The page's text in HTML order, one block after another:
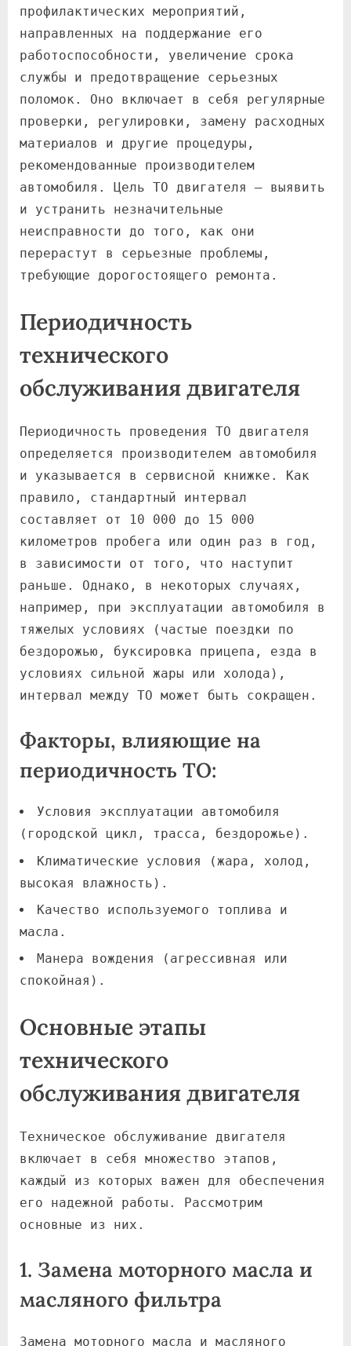
профилактических мероприятий,
направленных на поддержание его
работоспособности, увеличение срока
службы и предотвращение серьезных
поломок. Оно включает в себя регулярные
проверки, регулировки, замену расходных
материалов и другие процедуры,
рекомендованные производителем
автомобиля. Цель ТО двигателя – выявить
и устранить незначительные
неисправности до того, как они
перерастут в серьезные проблемы,
требующие дорогостоящего ремонта.
Периодичность
технического
обслуживания двигателя
Периодичность проведения ТО двигателя
определяется производителем автомобиля
и указывается в сервисной книжке. Как
правило, стандартный интервал
составляет от 10 000 до 15 000
километров пробега или один раз в год,
в зависимости от того, что наступит
раньше. Однако, в некоторых случаях,
например, при эксплуатации автомобиля в
тяжелых условиях (частые поездки по
бездорожью, буксировка прицепа, езда в
условиях сильной жары или холода),
интервал между ТО может быть сокращен.
Факторы, влияющие на
периодичность ТО:
Условия эксплуатации автомобиля
(городской цикл, трасса, бездорожье).
Климатические условия (жара, холод,
высокая влажность).
Качество используемого топлива и
масла.
Манера вождения (агрессивная или
спокойная).
Основные этапы
технического
обслуживания двигателя
Техническое обслуживание двигателя
включает в себя множество этапов,
каждый из которых важен для обеспечения
его надежной работы. Рассмотрим
основные из них.
1. Замена моторного масла и
масляного фильтра
Замена моторного масла и масляного